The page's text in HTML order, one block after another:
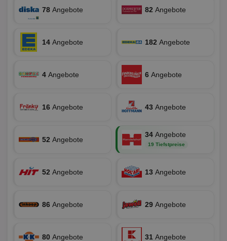
78 Angebote 82 Angebote
14 Angebote 182 Angebote
4 Angebote 6 Angebote
16 Angebote 43 Angebote
52 Angebote
34 Angebote
19 Tiefstpreise
52 Angebote 13 Angebote
86 Angebote 29 Angebote
80 Angebote 31 Angebote
Unbedingt erforderliche Cookies ermöglichen
wesentliche Kernfunktionen der Website wie die
Website nicht ordnungsgemäß verwendet werden.
aktionspreis.de
PHP.net
www.aktionspreis.de